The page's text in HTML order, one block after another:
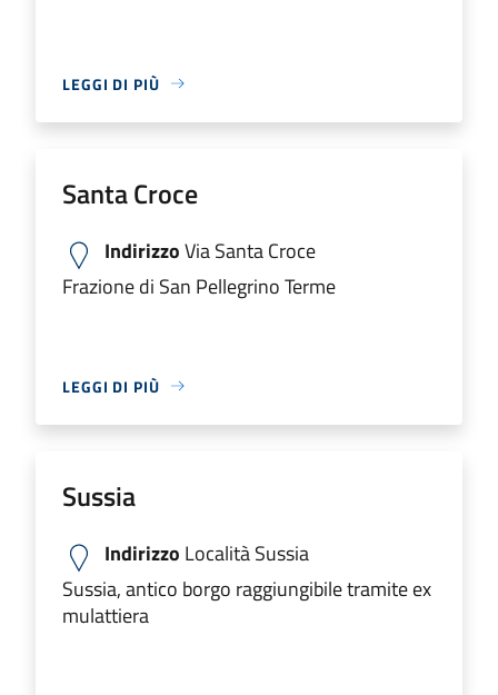
LEGGI DI PIÙ
Santa Croce
IndirizzoVia Santa Croce
Frazione di San Pellegrino Terme
LEGGI DI PIÙ
Sussia
Indirizzo Località Sussia
Sussia, antico borgo raggiungibile tramite ex
mulattiera